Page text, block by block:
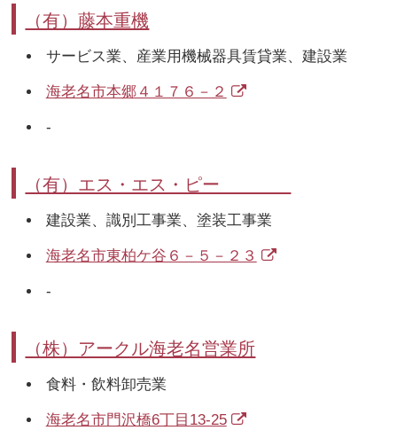
（有）藤本重機
サービス業、産業用機械器具賃貸業、建設業
海老名市本郷４１７６－２
-
（有）エス・エス・ピー
建設業、識別工事業、塗装工事業
海老名市東柏ケ谷６－５－２３
-
（株）アークル海老名営業所
食料・飲料卸売業
海老名市門沢橋6丁目13-25